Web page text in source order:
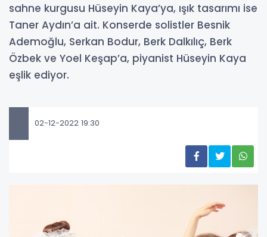
sahne kurgusu Hüseyin Kaya’ya, ışık tasarımı ise
Taner Aydın’a ait. Konserde solistler Besnik
Ademoğlu, Serkan Bodur, Berk Dalkılıç, Berk
Özbek ve Yoel Keşap’a, piyanist Hüseyin Kaya
eşlik ediyor.
02-12-2022 19:30